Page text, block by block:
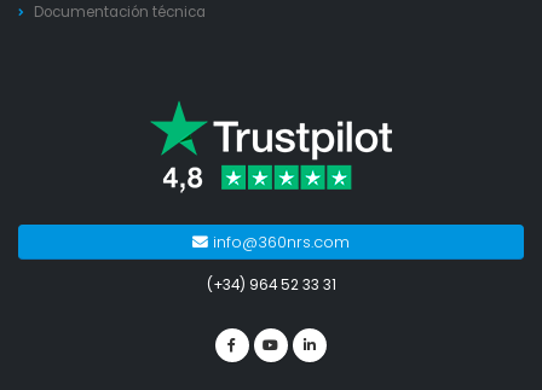
Documentación técnica
info@360nrs.com
(+34) 964 52 33 31